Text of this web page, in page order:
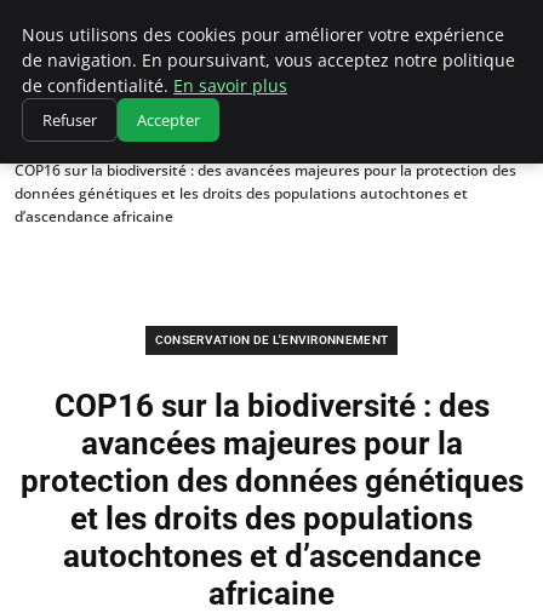
Climatedebtagents
Accueil
Conservation de l'environnement
COP16 sur la biodiversité : des avancées majeures pour la protection des
données génétiques et les droits des populations autochtones et
d’ascendance africaine
CONSERVATION DE L'ENVIRONNEMENT
COP16 sur la biodiversité : des
avancées majeures pour la
protection des données génétiques
et les droits des populations
autochtones et d’ascendance
africaine
Nous utilisons des cookies pour améliorer votre expérience
de navigation. En poursuivant, vous acceptez notre politique
de confidentialité. En savoir plus
Refuser Accepter